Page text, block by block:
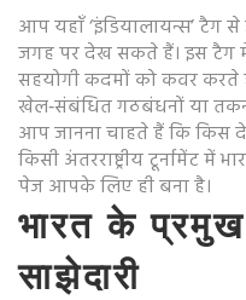
आप यहाँ ‘इंडियालायन्स’ टैग
जगह पर देख सकते हैं। इस टैग
सहयोगी कदमों को कवर करते
खेल‑संबंधित गठबंधनों या
आप जानना चाहते हैं कि
किसी अंतरराष्ट्रीय टूर्नामेंट में
पेज आपके लिए ही बना है।
भारत के प्रमुख
साझेदारी